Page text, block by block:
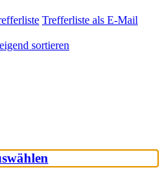
Trefferliste als E-Mail
sortieren